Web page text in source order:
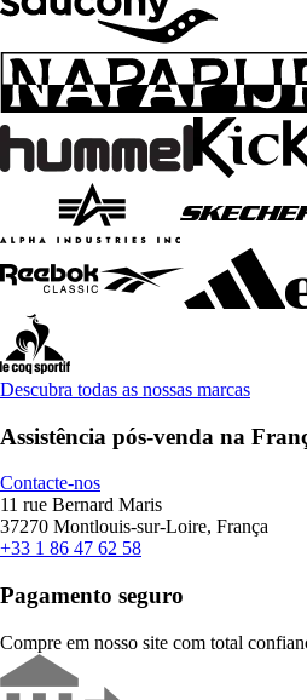
Descubra todas as nossas marcas
Assistência pós-venda na
Contacte-nos
11 rue Bernard Maris
37270 Montlouis-sur-Loire, França
+33 1 86 47 62 58
Pagamento seguro
Compre em nosso site com total